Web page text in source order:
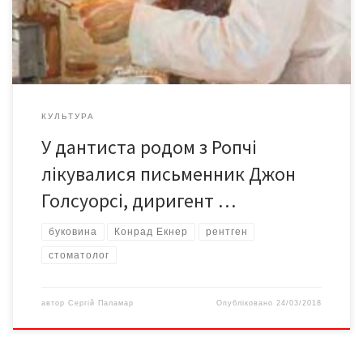
Асоціації стоматологів Великої Британії. Джон Лавері.
Дантист (Конрад Екнер і його пацієнтка). 1929 р. Полотно, […]
КУЛЬТУРА
У дантиста родом з Ропчі
лікувалися письменник Джон
Голсуорсі, диригент …
буковина Конрад Екнер рентген
стоматолог
автор Сергій Паламар Опубліковано24/03/2018